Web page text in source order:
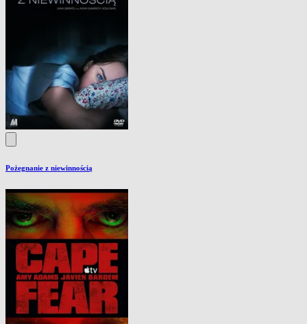
Pożegnanie z niewinnością